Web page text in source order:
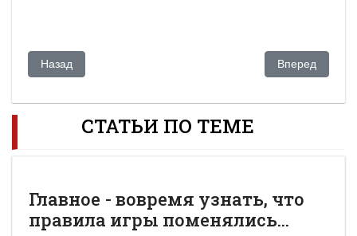
Предыдущий: Казахстан направит в Литву запрос о
Назад Следующий: В
Вперед
СТАТЬИ ПО ТЕМЕ
Главное - вовремя узнать, что
правила игры поменялись...